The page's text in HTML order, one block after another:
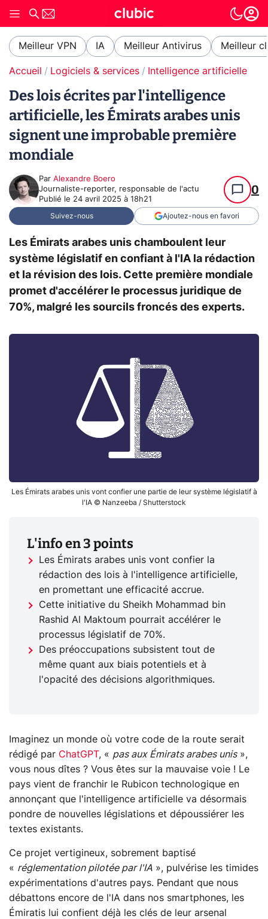
Meilleur VPN IA Meilleur Antivirus Meilleur
Accueil Logiciels & services Intelligence artificielle
Des lois écrites par l'intelligence
artificielle, les Émirats arabes unis
signent une improbable première
mondiale
Par Alexandre Boero
Journaliste-reporter, responsable de l'actu
Publié le 24 avril 2025 à 18h21
0
Suivez-nous Ajoutez-nous en favori
Les Émirats arabes unis chamboulent leur
système législatif en confiant à l'IA la rédaction
et la révision des lois. Cette première mondiale
promet d'accélérer le processus juridique de
70%, malgré les sourcils froncés des experts.
Les Émirats arabes unis vont confier une partie de leur système législatif à
l'IA © Nanzeeba / Shutterstock
L'info en 3 points
Les Émirats arabes unis vont confier la
rédaction des lois à l'intelligence artificielle,
en promettant une efficacité accrue.
Cette initiative du Sheikh Mohammad bin
Rashid Al Maktoum pourrait accélérer le
processus législatif de 70%.
Des préoccupations subsistent tout de
même quant aux biais potentiels et à
l'opacité des décisions algorithmiques.
Imaginez un monde où votre code de la route serait
rédigé par ChatGPT, « pas aux Émirats arabes unis»,
vous nous dîtes ? Vous êtes sur la mauvaise voie ! Le
pays vient de franchir le Rubicon technologique en
annonçant que l'intelligence artificielle va désormais
pondre de nouvelles législations et dépoussiérer les
textes existants.
Ce projet vertigineux, sobrement baptisé
« réglementation pilotée par l'IA », pulvérise les timides
expérimentations d'autres pays. Pendant que nous
débattons encore de l'IA dans nos smartphones, les
Émiratis lui confient déjà les clés de leur arsenal